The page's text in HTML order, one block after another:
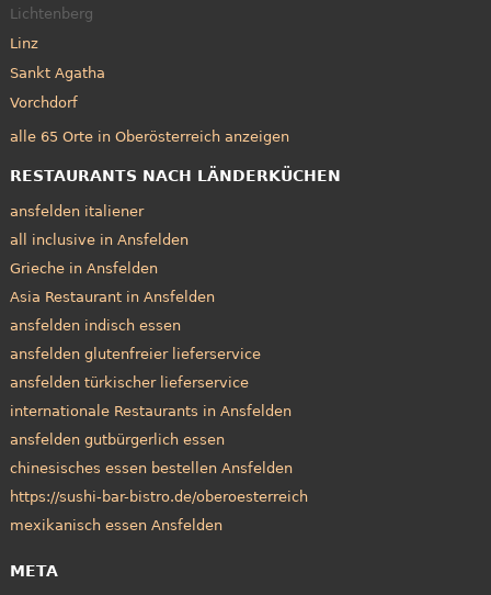
Lichtenberg
Linz
Sankt Agatha
Vorchdorf
alle 65 Orte in Oberösterreich anzeigen
RESTAURANTS NACH LÄNDERKÜCHEN
ansfelden italiener
all inclusive in Ansfelden
Grieche in Ansfelden
Asia Restaurant in Ansfelden
ansfelden indisch essen
ansfelden glutenfreier lieferservice
ansfelden türkischer lieferservice
internationale Restaurants in Ansfelden
ansfelden gutbürgerlich essen
chinesisches essen bestellen Ansfelden
https://sushi-bar-bistro.de/oberoesterreich
mexikanisch essen Ansfelden
META